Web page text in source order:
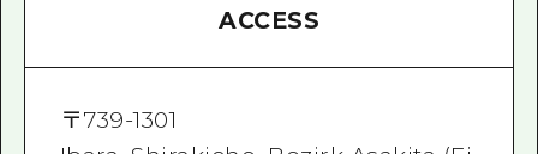
ACCESS
〒739-1301